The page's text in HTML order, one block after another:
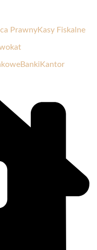
PrawnyKasy Fiskalne
Banki Kantor